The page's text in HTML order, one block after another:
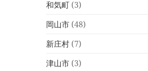
和気町 (3)
岡山市 (48)
新庄村 (7)
津山市 (3)